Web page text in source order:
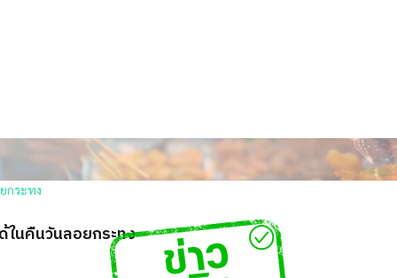
นคืนวันลอยกระทง